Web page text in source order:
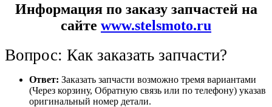
Информация по заказу запчастей на
сайте www.stelsmoto.ru
Вопрос: Как заказать запчасти?
Ответ: Заказать запчасти возможно тремя вариантами
(Через корзину, Обратную связь или по телефону) указав
оригинальный номер детали.